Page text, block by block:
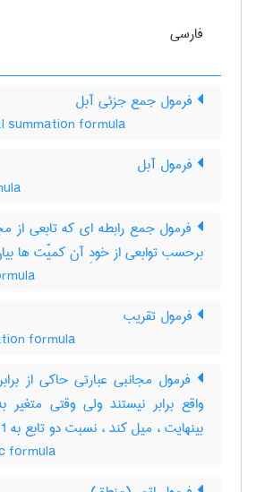
فارسی
فرمول جمع جزئی آبل
summation formula
فرمول آبل
فرمول جمع رابطه ای که تابعی از
برحسب توابعی از خودِ آن کمیّت ها
فرمول تقریب
formula
فرمول مجانبی عبارتی حاکی از
واقع برابر نیستند ولی وقتی
بینهایت ، میل کند ، نسبت دو تابع به 1 می‌گراید
formula